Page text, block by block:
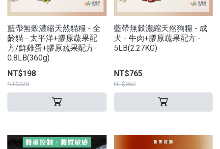
藍帶無穀濃縮天然貓糧 - 全
齡貓 - 太平洋+膠原蔬果配
方/鮮雞蛋+膠原蔬果配方-
0.8LB(360g)
NT$198
NT$220
藍帶無穀濃縮天然狗糧 - 成
犬 - 牛肉+膠原蔬果配方 -
5LB(2.27KG)
NT$765
NT$850